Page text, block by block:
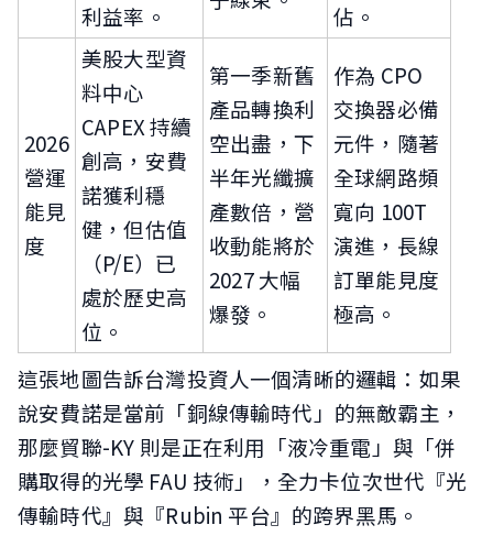
利益率。
佔。
2026
營運
能見
度
美股大型資
料中心
CAPEX 持續
創高，安費
諾獲利穩
健，但估值
（P/E）已
處於歷史高
位。
第一季新舊
產品轉換利
空出盡，下
半年光纖擴
產數倍，營
收動能將於
2027 大幅
爆發。
作為 CPO
交換器必備
元件，隨著
全球網路頻
寬向 100T
演進，長線
訂單能見度
極高。
這張地圖告訴台灣投資人一個清晰的邏輯：如果
說安費諾是當前「銅線傳輸時代」的無敵霸主，
那麼貿聯-KY 則是正在利用「液冷重電」與「併
購取得的光學 FAU 技術」，全力卡位次世代『光
傳輸時代』與『Rubin 平台』的跨界黑馬。